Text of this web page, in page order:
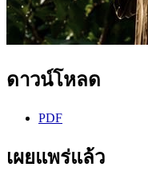
ดาวน์โหลด
PDF
เผยแพร่แล้ว